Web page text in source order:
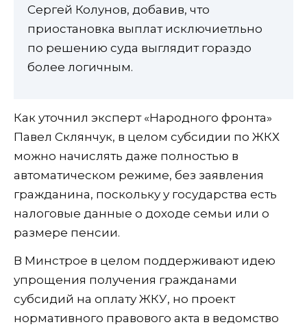
Сергей Колунов, добавив, что
приостановка выплат исключиетльно
по решению суда выглядит гораздо
более логичным.
Как уточнил эксперт «Народного фронта»
Павел Склянчук, в целом субсидии по ЖКХ
можно начислять даже полностью в
автоматическом режиме, без заявления
гражданина, поскольку у государства есть
налоговые данные о доходе семьи или о
размере пенсии.
В Минстрое в целом поддерживают идею
упрощения получения гражданами
субсидий на оплату ЖКУ, но проект
нормативного правового акта в ведомство